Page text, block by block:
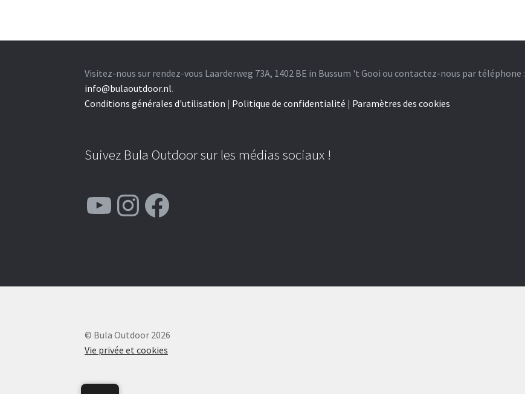
Visitez-nous sur rendez-vous Laarderweg 73A, 1402 BE in Bussum 't Gooi ou contactez-nous par téléphone :
info@bulaoutdoor.nl.
Conditions générales d'utilisation | Politique de confidentialité | Paramètres des cookies
Suivez Bula Outdoor sur les médias sociaux !
YouTube Instagram Facebook
© Bula Outdoor 2026
Vie privée et cookies